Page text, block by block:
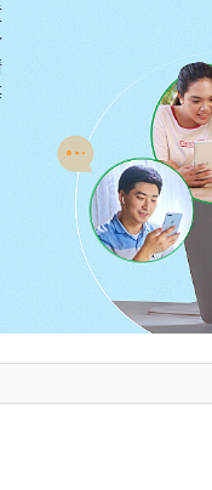
神的话语给了我
定真这是真道，我
果在撒但敌势力面
我交通的家人和宗
但的诡计吗？那
，我感觉自己不能
她约好地点，把神
歌，我越看越有
晚上，我在楼上突